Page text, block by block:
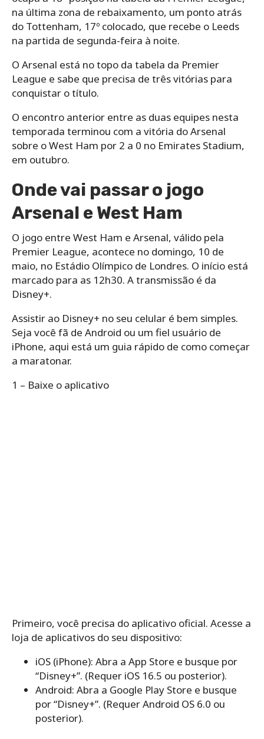
na última zona de rebaixamento, um ponto atrás
do Tottenham, 17º colocado, que recebe o Leeds
na partida de segunda-feira à noite.
O Arsenal está no topo da tabela da Premier
League e sabe que precisa de três vitórias para
conquistar o título.
O encontro anterior entre as duas equipes nesta
temporada terminou com a vitória do Arsenal
sobre o West Ham por 2 a 0 no Emirates Stadium,
em outubro.
Onde vai passar o jogo
Arsenal e West Ham
O jogo entre West Ham e Arsenal, válido pela
Premier League, acontece no domingo, 10 de
maio, no Estádio Olímpico de Londres. O início está
marcado para as 12h30. A transmissão é da
Disney+.
Assistir ao Disney+ no seu celular é bem simples.
Seja você fã de Android ou um fiel usuário de
iPhone, aqui está um guia rápido de como começar
a maratonar.
1 – Baixe o aplicativo
Primeiro, você precisa do aplicativo oficial. Acesse a
loja de aplicativos do seu dispositivo:
iOS (iPhone): Abra a App Store e busque por
“Disney+”. (Requer iOS 16.5 ou posterior).
Android: Abra a Google Play Store e busque
por “Disney+”. (Requer Android OS 6.0 ou
posterior).